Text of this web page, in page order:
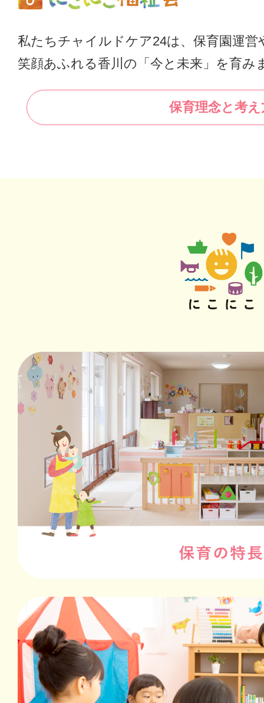
私たちチャイルドケア24は、保育園運営
笑顔あふれる香川の「今と未来」を育み
保育理念と考え